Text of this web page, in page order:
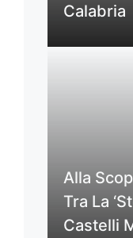
Calabria
Alla
Tra La
Castelli